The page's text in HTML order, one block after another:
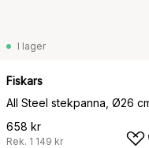
I lager
Fiskars
All Steel stekpanna, Ø26
658 kr
Rek. 1 149 kr